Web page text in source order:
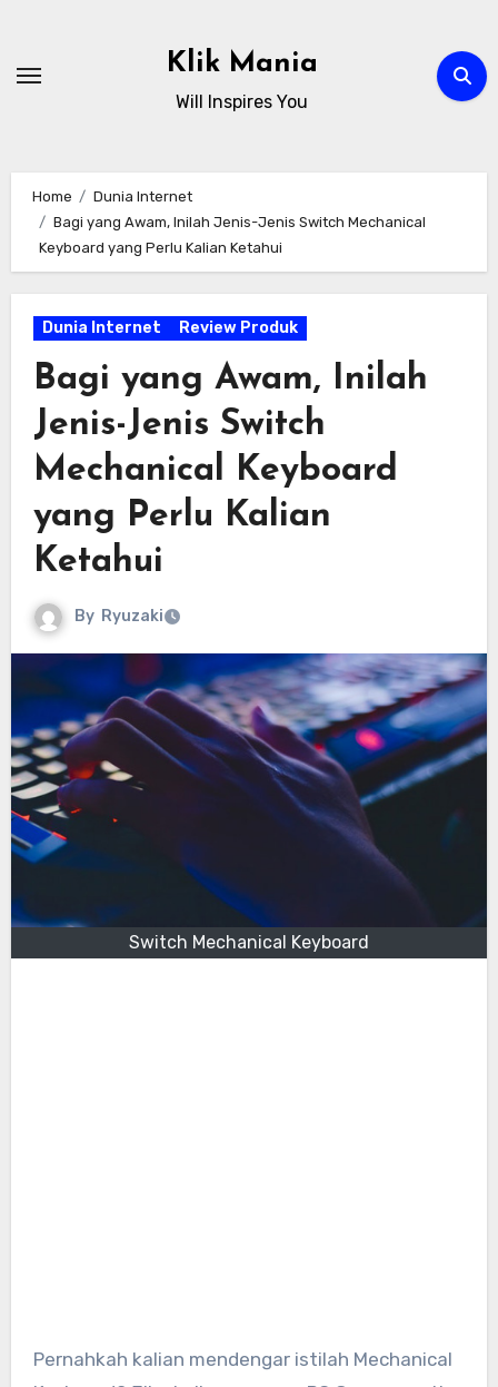
content
Klik Mania
Will Inspires You
Home
Dunia Internet
Bagi yang Awam, Inilah Jenis-Jenis Switch Mechanical
Keyboard yang Perlu Kalian Ketahui
Dunia Internet Review Produk
Bagi yang Awam, Inilah
Jenis-Jenis Switch
Mechanical Keyboard
yang Perlu Kalian
Ketahui
By Ryuzaki
Switch Mechanical Keyboard
Pernahkah kalian mendengar istilah Mechanical